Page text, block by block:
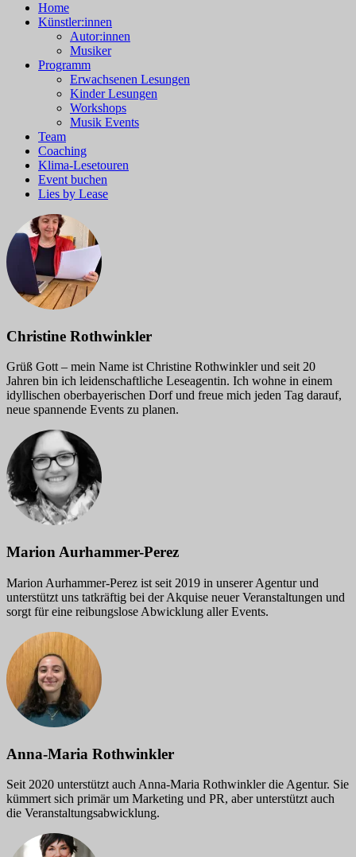
Home
Künstler:innen
Autor:innen
Musiker
Programm
Erwachsenen Lesungen
Kinder Lesungen
Workshops
Musik Events
Team
Coaching
Klima-Lesetouren
Event buchen
Lies by Lease
Christine Rothwinkler
Grüß Gott – mein Name ist Christine Rothwinkler und seit 20
Jahren bin ich leidenschaftliche Leseagentin. Ich wohne in einem
idyllischen oberbayerischen Dorf und freue mich jeden Tag darauf,
neue spannende Events zu planen.
Marion Aurhammer-Perez
Marion Aurhammer-Perez ist seit 2019 in unserer Agentur und
unterstützt uns tatkräftig bei der Akquise neuer Veranstaltungen und
sorgt für eine reibungslose Abwicklung aller Events.
Anna-Maria Rothwinkler
Seit 2020 unterstützt auch Anna-Maria Rothwinkler die Agentur. Sie
kümmert sich primär um Marketing und PR, aber unterstützt auch
die Veranstaltungsabwicklung.